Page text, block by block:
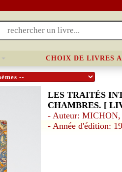
CHOIX DE LIVRES
LES TRAITÉS
CHAMBRES. [
- Auteur:
- Année d'édition: